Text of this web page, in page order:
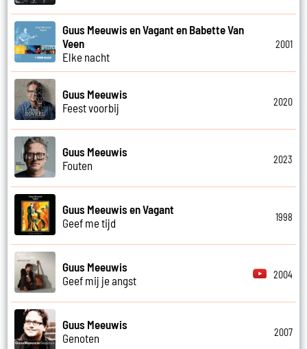
Guus Meeuwis en Vagant en Babette Van
Veen
Elke nacht
2001
Guus Meeuwis
Feest voorbij
2020
Guus Meeuwis
Fouten
2023
Guus Meeuwis en Vagant
Geef me tijd
1998
Guus Meeuwis
Geef mij je angst
2004
Guus Meeuwis
Genoten
2007